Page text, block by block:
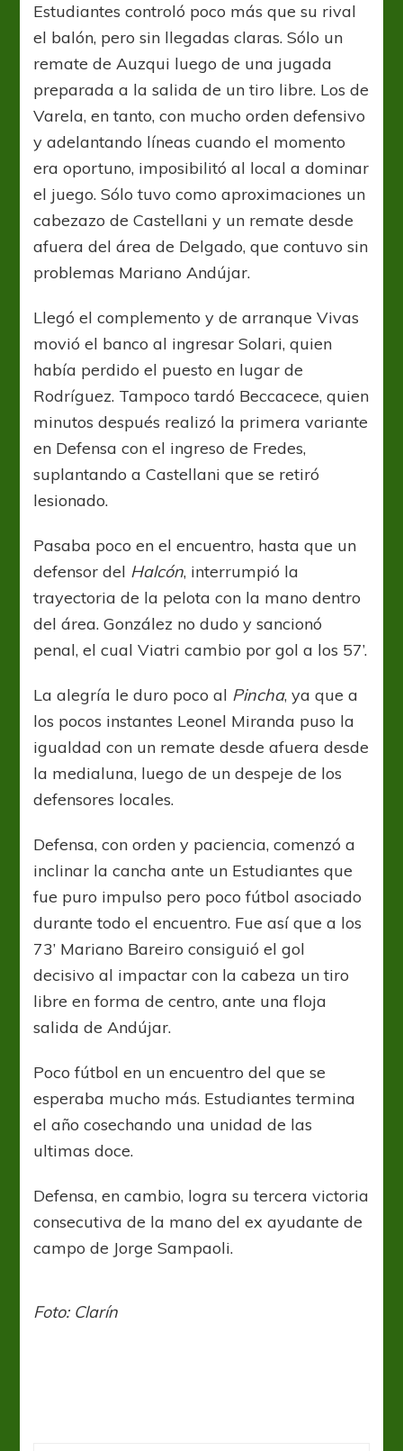
Estudiantes controló poco más que su rival
el balón, pero sin llegadas claras. Sólo un
remate de Auzqui luego de una jugada
preparada a la salida de un tiro libre. Los de
Varela, en tanto, con mucho orden defensivo
y adelantando líneas cuando el momento
era oportuno, imposibilitó al local a dominar
el juego. Sólo tuvo como aproximaciones un
cabezazo de Castellani y un remate desde
afuera del área de Delgado, que contuvo sin
problemas Mariano Andújar.
Llegó el complemento y de arranque Vivas
movió el banco al ingresar Solari, quien
había perdido el puesto en lugar de
Rodríguez. Tampoco tardó Beccacece, quien
minutos después realizó la primera variante
en Defensa con el ingreso de Fredes,
suplantando a Castellani que se retiró
lesionado.
Pasaba poco en el encuentro, hasta que un
defensor del Halcón, interrumpió la
trayectoria de la pelota con la mano dentro
del área. González no dudo y sancionó
penal, el cual Viatri cambio por gol a los 57’.
La alegría le duro poco al Pincha, ya que a
los pocos instantes Leonel Miranda puso la
igualdad con un remate desde afuera desde
la medialuna, luego de un despeje de los
defensores locales.
Defensa, con orden y paciencia, comenzó a
inclinar la cancha ante un Estudiantes que
fue puro impulso pero poco fútbol asociado
durante todo el encuentro. Fue así que a los
73’ Mariano Bareiro consiguió el gol
decisivo al impactar con la cabeza un tiro
libre en forma de centro, ante una floja
salida de Andújar.
Poco fútbol en un encuentro del que se
esperaba mucho más. Estudiantes termina
el año cosechando una unidad de las
ultimas doce.
Defensa, en cambio, logra su tercera victoria
consecutiva de la mano del ex ayudante de
campo de Jorge Sampaoli.
Foto: Clarín